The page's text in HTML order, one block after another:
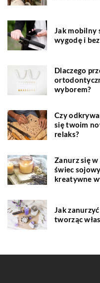
Jak mobilny
wygodę i
Dlaczego
wyborem?
Czy
się twoim
relaks?
Zanurz się
świec
kreatywne
Jak
tworząc